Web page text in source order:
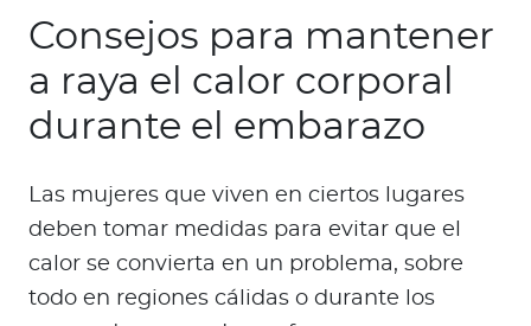
Consejos para mantener
a raya el calor corporal
durante el embarazo
Las mujeres que viven en ciertos lugares
deben tomar medidas para evitar que el
calor se convierta en un problema, sobre
todo en regiones cálidas o durante los